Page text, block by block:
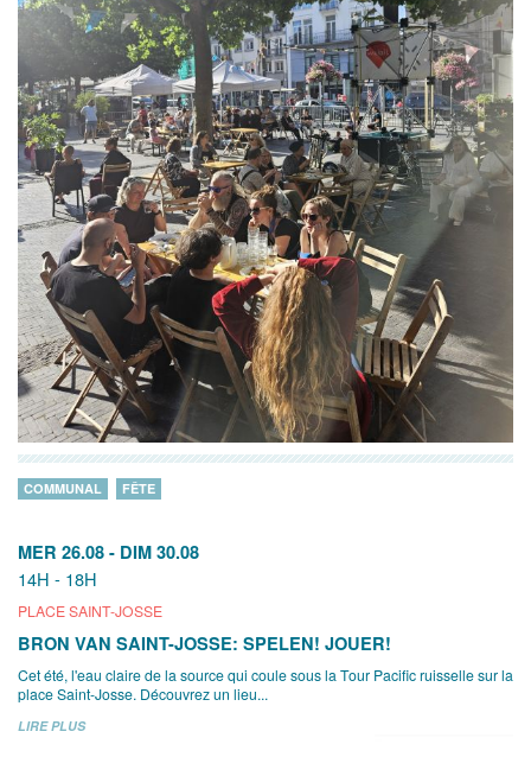
MER 26.08 - DIM 30.08
14H - 18H
PLACE SAINT-JOSSE
COMMUNAL FÊTE
BRON VAN SAINT-JOSSE: SPELEN! JOUER!
Cet été, l'eau claire de la source qui coule sous la Tour Pacific ruisselle sur la
place Saint-Josse. Découvrez un lieu...
LIRE PLUS